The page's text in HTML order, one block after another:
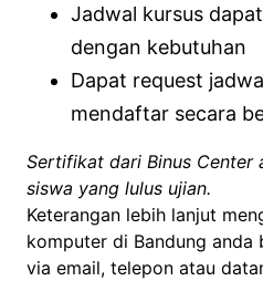
Jadwal kursus
dengan kebutuhan
Dapat request
mendaftar secara
Sertifikat dari Binus Center
siswa yang lulus ujian.
Keterangan lebih lanjut
komputer di Bandung anda
via email, telepon atau